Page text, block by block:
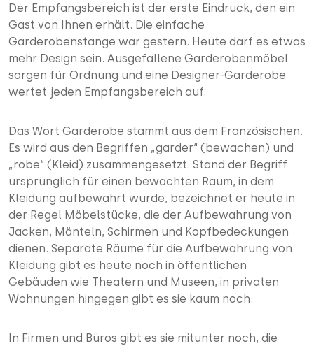
Der Empfangsbereich ist der erste Eindruck, den ein
Gast von Ihnen erhält. Die einfache
Garderobenstange war gestern. Heute darf es etwas
mehr Design sein. Ausgefallene Garderobenmöbel
sorgen für Ordnung und eine Designer-Garderobe
wertet jeden Empfangsbereich auf.
Das Wort Garderobe stammt aus dem Französischen.
Es wird aus den Begriffen „garder“ (bewachen) und
„robe“ (Kleid) zusammengesetzt. Stand der Begriff
ursprünglich für einen bewachten Raum, in dem
Kleidung aufbewahrt wurde, bezeichnet er heute in
der Regel Möbelstücke, die der Aufbewahrung von
Jacken, Mänteln, Schirmen und Kopfbedeckungen
dienen. Separate Räume für die Aufbewahrung von
Kleidung gibt es heute noch in öffentlichen
Gebäuden wie Theatern und Museen, in privaten
Wohnungen hingegen gibt es sie kaum noch.
In Firmen und Büros gibt es sie mitunter noch, die